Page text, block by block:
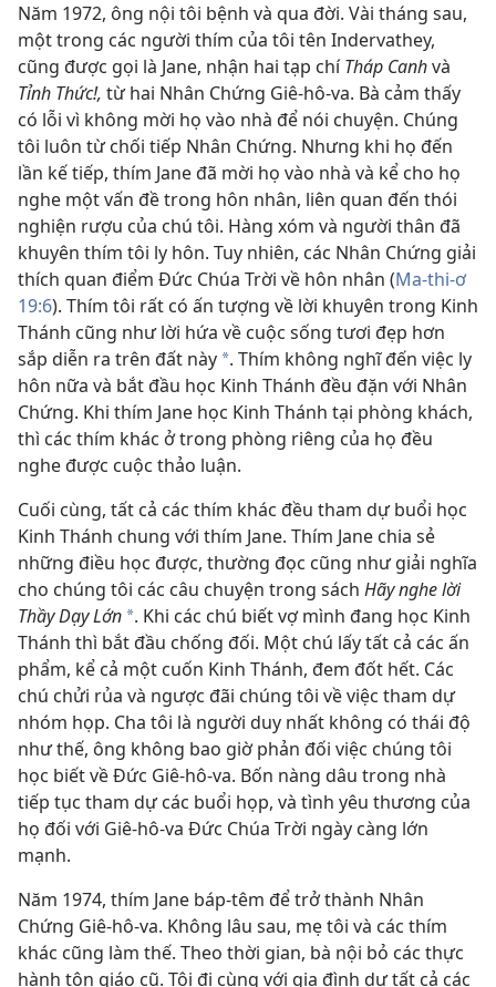
Năm 1972, ông nội tôi bệnh và qua đời. Vài tháng sau,
một trong các người thím của tôi tên Indervathey,
cũng được gọi là Jane, nhận hai tạp chíTháp Canhvà
Tỉnh Thức!, từ hai Nhân Chứng Giê-hô-va. Bà cảm thấy
có lỗi vì không mời họ vào nhà để nói chuyện. Chúng
tôi luôn từ chối tiếp Nhân Chứng. Nhưng khi họ đến
lần kế tiếp, thím Jane đã mời họ vào nhà và kể cho họ
nghe một vấn đề trong hôn nhân, liên quan đến thói
nghiện rượu của chú tôi. Hàng xóm và người thân đã
khuyên thím tôi ly hôn. Tuy nhiên, các Nhân Chứng giải
thích quan điểm Đức Chúa Trời về hôn nhân (Ma-thi-ơ
19:6). Thím tôi rất có ấn tượng về lời khuyên trong Kinh
Thánh cũng như lời hứa về cuộc sống tươi đẹp hơn
sắp diễn ra trên đất này *. Thím không nghĩ đến việc ly
hôn nữa và bắt đầu học Kinh Thánh đều đặn với Nhân
Chứng. Khi thím Jane học Kinh Thánh tại phòng khách,
thì các thím khác ở trong phòng riêng của họ đều
nghe được cuộc thảo luận.
Cuối cùng, tất cả các thím khác đều tham dự buổi học
Kinh Thánh chung với thím Jane. Thím Jane chia sẻ
những điều học được, thường đọc cũng như giải nghĩa
cho chúng tôi các câu chuyện trong sách Hãy nghe lời
Thầy Dạy Lớn *. Khi các chú biết vợ mình đang học Kinh
Thánh thì bắt đầu chống đối. Một chú lấy tất cả các ấn
phẩm, kể cả một cuốn Kinh Thánh, đem đốt hết. Các
chú chửi rủa và ngược đãi chúng tôi về việc tham dự
nhóm họp. Cha tôi là người duy nhất không có thái độ
như thế, ông không bao giờ phản đối việc chúng tôi
học biết về Đức Giê-hô-va. Bốn nàng dâu trong nhà
tiếp tục tham dự các buổi họp, và tình yêu thương của
họ đối với Giê-hô-va Đức Chúa Trời ngày càng lớn
mạnh.
Năm 1974, thím Jane báp-têm để trở thành Nhân
Chứng Giê-hô-va. Không lâu sau, mẹ tôi và các thím
khác cũng làm thế. Theo thời gian, bà nội bỏ các thực
hành tôn giáo cũ. Tôi đi cùng với gia đình dự tất cả các